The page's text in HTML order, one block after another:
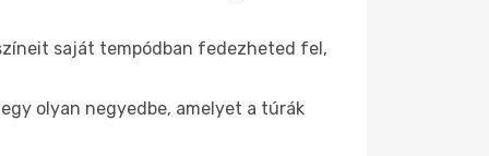
saját tempódban fedezheted fel,
olyan negyedbe, amelyet a túrák